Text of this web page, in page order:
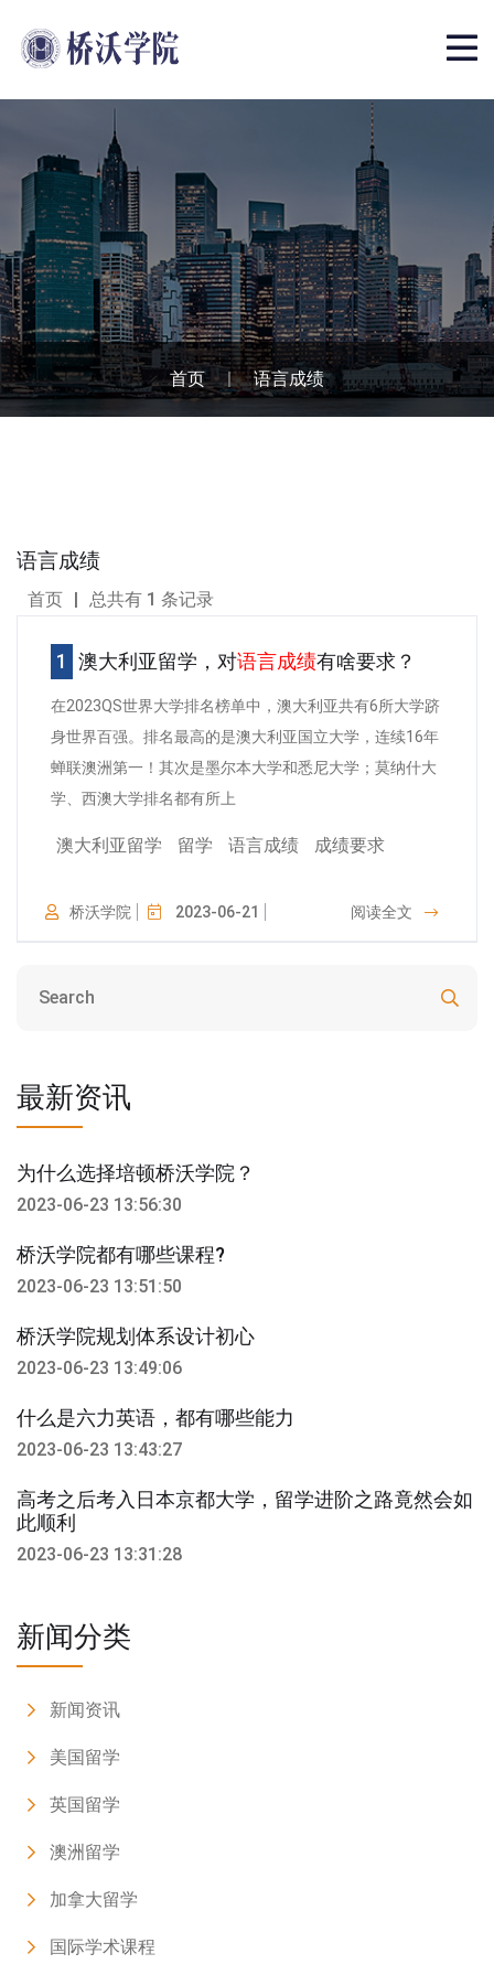
首页 | 语言成绩
语言成绩
首页 | 总共有 1 条记录
澳大利亚留学，对语言成绩有啥要求？
在2023QS世界大学排名榜单中，澳大利亚共有6所大学跻
身世界百强。排名最高的是澳大利亚国立大学，连续16年
蝉联澳洲第一！其次是墨尔本大学和悉尼大学；莫纳什大
学、西澳大学排名都有所上
澳大利亚留学 留学 语言成绩 成绩要求
桥沃学院 2023-06-21 阅读全文
最新资讯
为什么选择培顿桥沃学院？
2023-06-23 13:56:30
桥沃学院都有哪些课程?
2023-06-23 13:51:50
桥沃学院规划体系设计初心
2023-06-23 13:49:06
什么是六力英语，都有哪些能力
2023-06-23 13:43:27
高考之后考入日本京都大学，留学进阶之路竟然会如
此顺利
2023-06-23 13:31:28
新闻分类
新闻资讯
美国留学
英国留学
澳洲留学
加拿大留学
国际学术课程